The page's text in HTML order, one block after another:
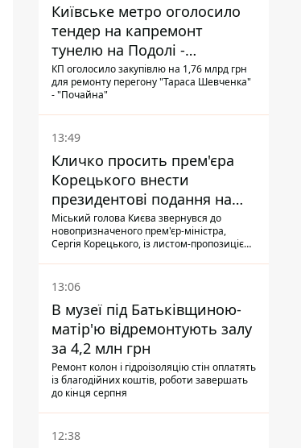
Київське метро оголосило
тендер на капремонт
тунелю на Подолі -
триватиме майже два роки
КП оголосило закупівлю на 1,76 млрд грн
для ремонту перегону "Тараса Шевченка"
- "Почайна"
13:49
Кличко просить прем'єра
Корецького внести
президентові подання на
звільнення володаря
Троєщини Бахматова
Міський голова Києва звернувся до
новопризначеного прем'єр-міністра,
Сергія Корецького, із листом-пропозицією
13:06
В музеї під Батьківщиною-
матір'ю відремонтують залу
за 4,2 млн грн
Ремонт колон і гідроізоляцію стін оплатять
із благодійних коштів, роботи завершать
до кінця серпня
12:38